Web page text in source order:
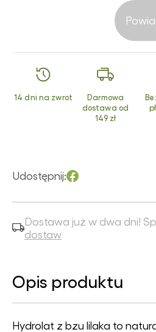
14 dni na zwrot
Darmowa
dostawa od
149 zł
Udostępnij:
Dostawa już w dwa dni!
dostaw
Opis produktu
Hydrolat z bzu lilaka to